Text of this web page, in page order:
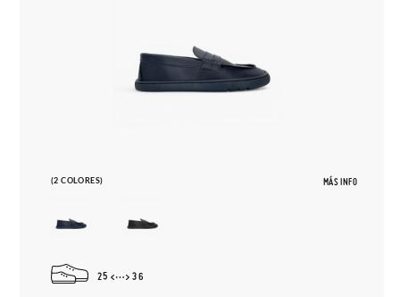
(2 COLORES) MÁS INFO
25 36